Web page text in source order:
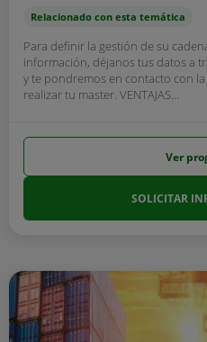
Relacionado con esta temática
Para definir la gestión de su
información, déjanos tus datos a
y te pondremos en contacto con
realizar tu master. VENTAJAS...
Ver
SOLICITAR